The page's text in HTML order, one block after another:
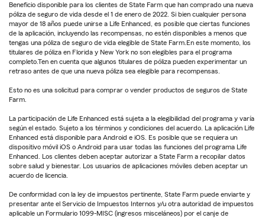
Beneficio disponible para los clientes de State Farm que han comprado una nueva
póliza de seguro de vida desde el 1 de enero de 2022. Si bien cualquier persona
mayor de 18 años puede unirse a Life Enhanced, es posible que ciertas funciones
de la aplicación, incluyendo las recompensas, no estén disponibles a menos que
tengas una póliza de seguro de vida elegible de State Farm.En este momento, los
titulares de póliza en Florida y New York no son elegibles para el programa
completo.Ten en cuenta que algunos titulares de póliza pueden experimentar un
retraso antes de que una nueva póliza sea elegible para recompensas.
Esto no es una solicitud para comprar o vender productos de seguros de State
Farm.
La participación de Life Enhanced está sujeta a la elegibilidad del programa y varía
según el estado. Sujeto a los términos y condiciones del acuerdo. La aplicación Life
Enhanced está disponible para Android e iOS. Es posible que se requiera un
dispositivo móvil iOS o Android para usar todas las funciones del programa Life
Enhanced. Los clientes deben aceptar autorizar a State Farm a recopilar datos
sobre salud y bienestar. Los usuarios de aplicaciones móviles deben aceptar un
acuerdo de licencia.
De conformidad con la ley de impuestos pertinente, State Farm puede enviarte y
presentar ante el Servicio de Impuestos Internos y/u otra autoridad de impuestos
aplicable un Formulario 1099-MISC (ingresos misceláneos) por el canje de